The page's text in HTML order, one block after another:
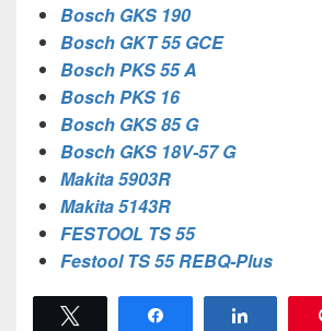
Bosch GKS 190
Bosch GKT 55 GCE
Bosch PKS 55 A
Bosch PKS 16
Bosch GKS 85 G
Bosch GKS 18V-57 G
Makita 5903R
Makita 5143R
FESTOOL TS 55
Festool TS 55 REBQ-Plus
Partagez Partagez